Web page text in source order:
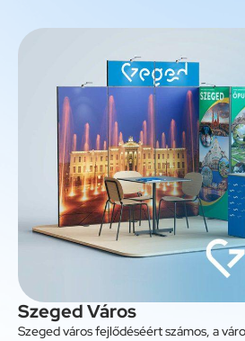
Szeged Város
Szeged város fejlődéséért számos, a